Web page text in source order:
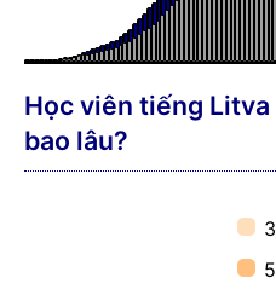
Học viên tiếng
bao lâu?